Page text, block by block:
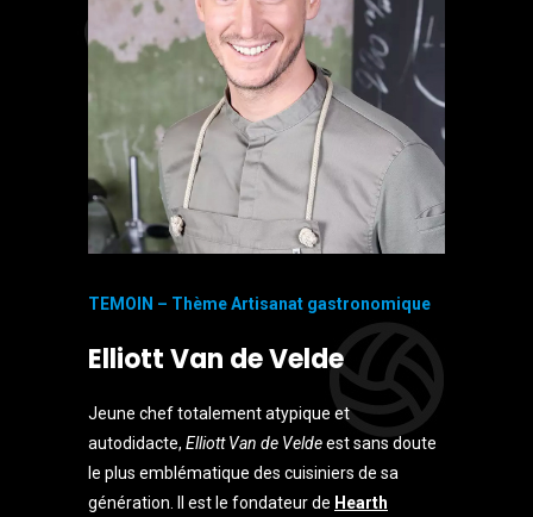
TEMOIN – Thème Artisanat gastronomique
Elliott Van de Velde
Jeune chef totalement atypique et
autodidacte, Elliott Van de Veldeest sans doute
le plus emblématique des cuisiniers de sa
génération. Il est le fondateur de Hearth